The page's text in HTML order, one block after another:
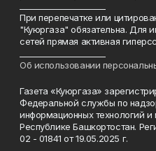
При перепечатке или
"Куюргаза" обязательна. Для
сетей прямая активная
Об использовании
Газета «Куюргаза»
Федеральной службы по
информационных технологий
Республике Башкортостан.
02 - 01841 от 19.05.2025 г.